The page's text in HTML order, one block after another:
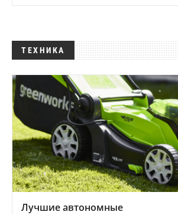
ТЕХНИКА
Лучшие автономные